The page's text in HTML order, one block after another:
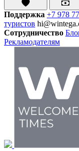
Поддержка +7 978
туристов
Сотрудничество
Рекламодателям